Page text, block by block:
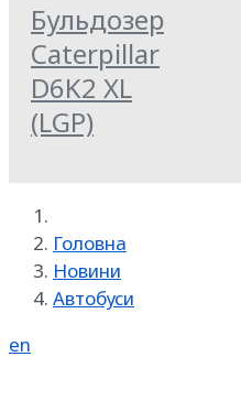
Бульдозер
Caterpillar
D6K2 XL
(LGP)
Головна
Новини
Автобуси
en